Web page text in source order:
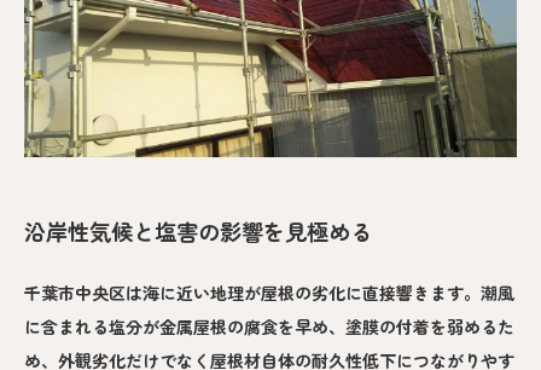
沿岸性気候と塩害の影響を見極める
千葉市中央区は海に近い地理が屋根の劣化に直接響きます。潮風
に含まれる塩分が金属屋根の腐食を早め、塗膜の付着を弱めるた
め、外観劣化だけでなく屋根材自体の耐久性低下につながりやす